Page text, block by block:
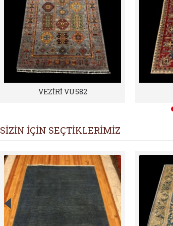
VEZİRİ VU582
SİZİN İÇİN SEÇTİKLERİMİZ